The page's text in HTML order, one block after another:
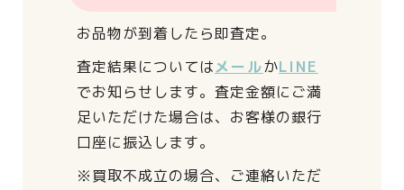
お品物が到着したら即査定。
査定結果についてはメールかLINE
でお知らせします。 査定金額にご満
足いただけた場合は、 お客様の銀行
口座に振込します。
※買取不成立の場合、 ご連絡いただ